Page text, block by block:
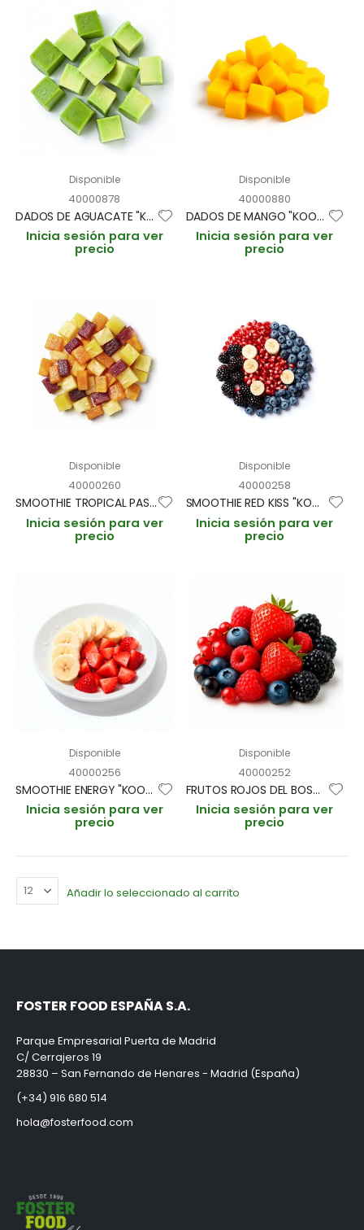
Disponible
40000878
DADOS DE AGUACATE "KOOKING" BOLSA 1kg (CAJA 5 BOLSAS)
Inicia sesión para ver
precio
Disponible
40000880
DADOS DE MANGO "KOOKING" BOLSA 1kg (CAJA 5 BOLSAS)
Inicia sesión para ver
precio
Disponible
40000260
SMOOTHIE TROPICAL PASSION "KOOKING" "PIÑA, MANGO Y MARACUYA" BOLSA 150gr (CAJA 12 BOLSAS)
Inicia sesión para ver
precio
Disponible
40000258
SMOOTHIE RED KISS "KOOKING" "GRANADA, MORA, GROSELLA, ARANDANO Y PLATANO" BOLSA 150gr (CAJA 12 BOL.)
Inicia sesión para ver
precio
Disponible
40000256
SMOOTHIE ENERGY "KOOKING" "FRESA Y PLATANO" BOLSA 150gr (CAJA 12 BOLSAS)
Inicia sesión para ver
precio
Disponible
40000252
FRUTOS ROJOS DEL BOSQUE "KOOKING" "7 VARIEDADES" BOLSA 1kg (CAJA 5 BOLSAS)
Inicia sesión para ver
precio
Añadir lo seleccionado al carrito
FOSTER FOOD ESPAÑA S.A.
Parque Empresarial Puerta de Madrid
C/ Cerrajeros 19
28830 – San Fernando de Henares - Madrid (España)
(+34) 916 680 514
hola@fosterfood.com